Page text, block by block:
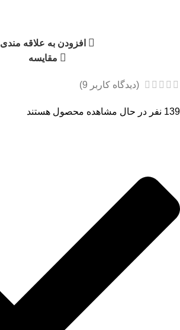
افزودن به علاقه مندی
مقایسه
(دیدگاه کاربر 9
)
139 نفر در حال مشاهده محصول هستند